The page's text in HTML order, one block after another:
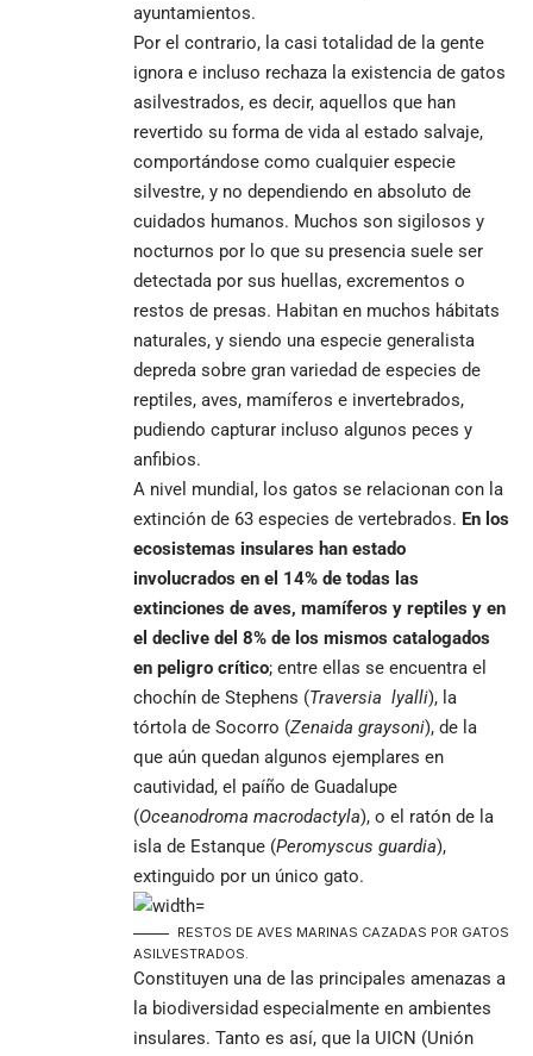
ayuntamientos.
Por el contrario, la casi totalidad de la gente
ignora e incluso rechaza la existencia de gatos
asilvestrados, es decir, aquellos que han
revertido su forma de vida al estado salvaje,
comportándose como cualquier especie
silvestre, y no dependiendo en absoluto de
cuidados humanos. Muchos son sigilosos y
nocturnos por lo que su presencia suele ser
detectada por sus huellas, excrementos o
restos de presas. Habitan en muchos hábitats
naturales, y siendo una especie generalista
depreda sobre gran variedad de especies de
reptiles, aves, mamíferos e invertebrados,
pudiendo capturar incluso algunos peces y
anfibios.
A nivel mundial, los gatos se relacionan con la
extinción de 63 especies de vertebrados. En los
ecosistemas insulares han estado
involucrados en el 14% de todas las
extinciones de aves, mamíferos y reptiles y en
el declive del 8% de los mismos catalogados
en peligro crítico; entre ellas se encuentra el
chochín de Stephens (Traversia lyalli), la
tórtola de Socorro (Zenaida graysoni), de la
que aún quedan algunos ejemplares en
cautividad, el paíño de Guadalupe
(Oceanodroma macrodactyla), o el ratón de la
isla de Estanque (Peromyscus guardia),
extinguido por un único gato.
RESTOS DE AVES MARINAS CAZADAS POR GATOS
ASILVESTRADOS.
Constituyen una de las principales amenazas a
la biodiversidad especialmente en ambientes
insulares. Tanto es así, que la UICN (Unión